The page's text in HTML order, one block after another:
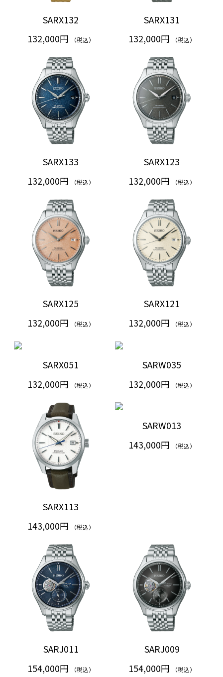
SARX132
132,000円
（税込）
SARX131
132,000円
（税込）
SARX133
132,000円
（税込）
SARX123
132,000円
（税込）
SARX125
132,000円
（税込）
SARX121
132,000円
（税込）
SARX051
132,000円
（税込）
SARW035
132,000円
（税込）
SARX113
143,000円
（税込）
SARW013
143,000円
（税込）
SARJ011
154,000円
（税込）
SARJ009
154,000円
（税込）